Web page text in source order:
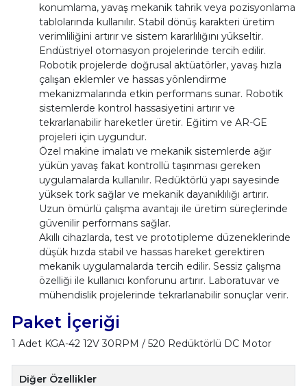
konumlama, yavaş mekanik tahrik veya pozisyonlama
tablolarında kullanılır. Stabil dönüş karakteri üretim
verimliliğini artırır ve sistem kararlılığını yükseltir.
Endüstriyel otomasyon projelerinde tercih edilir.
Robotik projelerde doğrusal aktüatörler, yavaş hızla
çalışan eklemler ve hassas yönlendirme
mekanizmalarında etkin performans sunar. Robotik
sistemlerde kontrol hassasiyetini artırır ve
tekrarlanabilir hareketler üretir. Eğitim ve AR-GE
projeleri için uygundur.
Özel makine imalatı ve mekanik sistemlerde ağır
yükün yavaş fakat kontrollü taşınması gereken
uygulamalarda kullanılır. Redüktörlü yapı sayesinde
yüksek tork sağlar ve mekanik dayanıklılığı artırır.
Uzun ömürlü çalışma avantajı ile üretim süreçlerinde
güvenilir performans sağlar.
Akıllı cihazlarda, test ve prototipleme düzeneklerinde
düşük hızda stabil ve hassas hareket gerektiren
mekanik uygulamalarda tercih edilir. Sessiz çalışma
özelliği ile kullanıcı konforunu artırır. Laboratuvar ve
mühendislik projelerinde tekrarlanabilir sonuçlar verir.
Paket İçeriği
1 Adet KGA-42 12V 30RPM / 520 Redüktörlü DC Motor
Diğer Özellikler